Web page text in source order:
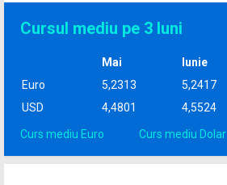
Cursul mediu pe 3 luni
Mai Iunie
Euro
5,2313 5,2417
USD
4,4801 4,5524
Curs mediu Euro Curs mediu Dolar